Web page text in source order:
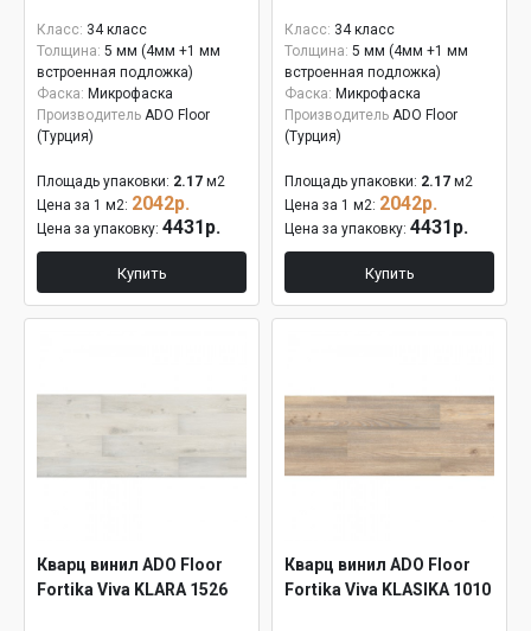
Класс: 34 класс
Толщина: 5 мм (4мм +1 мм
встроенная подложка)
Фаска: Микрофаска
Производитель ADO Floor
(Турция)
Площадь упаковки: 2.17 м2
Цена за 1 м2: 2042р.
Цена за упаковку: 4431р.
Купить
Класс: 34 класс
Толщина: 5 мм (4мм +1 мм
встроенная подложка)
Фаска: Микрофаска
Производитель ADO Floor
(Турция)
Площадь упаковки: 2.17 м2
Цена за 1 м2: 2042р.
Цена за упаковку: 4431р.
Купить
Кварц винил ADO Floor
Fortika Viva KLARA 1526
Кварц винил ADO Floor
Fortika Viva KLASIKA 1010